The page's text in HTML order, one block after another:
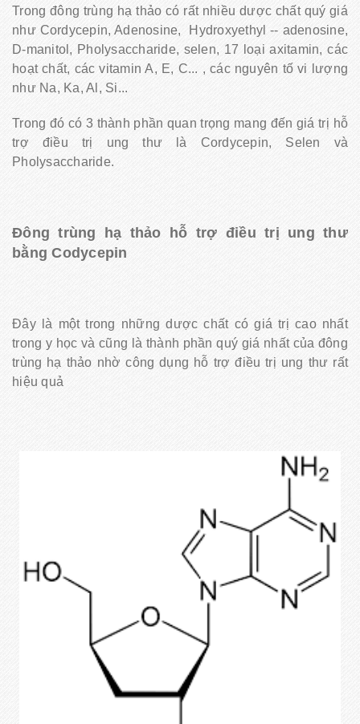
Trong đông trùng hạ thảo có rất nhiều dược chất quý giá
như Cordycepin, Adenosine, Hydroxyethyl -- adenosine,
D-manitol, Pholysaccharide, selen, 17 loại axitamin, các
hoạt chất, các vitamin A, E, C... , các nguyên tố vi lượng
như Na, Ka, Al, Si...
Trong đó có 3 thành phần quan trọng mang đến giá trị hỗ
trợ điều trị ung thư là Cordycepin, Selen và
Pholysaccharide.
Đông trùng hạ thảo hỗ trợ điều trị ung thư
bằng Codycepin
Đây là một trong những dược chất có giá trị cao nhất
trong y học và cũng là thành phần quý giá nhất của đông
trùng hạ thảo nhờ công dụng hỗ trợ điều trị ung thư rất
hiệu quả